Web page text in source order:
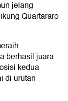
jelang
Quartararo
berhasil juara
kedua
di urutan